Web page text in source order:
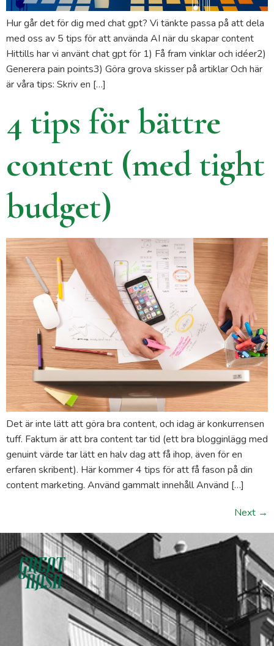
Hur går det för dig med chat gpt? Vi tänkte passa på att dela
med oss av 5 tips för att använda AI när du skapar content
Hittills har vi använt chat gpt för 1) Få fram vinklar och idéer2)
Generera pain points3) Göra grova skisser på artiklar Och här
är våra tips: Skriv en […]
4 tips för bättre
content (med tight
budget)
Det är inte lätt att göra bra content, och idag är konkurrensen
tuff. Faktum är att bra content tar tid (ett bra blogginlägg med
genuint värde tar lätt en halv dag att få ihop, även för en
erfaren skribent). Här kommer 4 tips för att få fason på din
content marketing. Använd gammalt innehåll Använd […]
Next →